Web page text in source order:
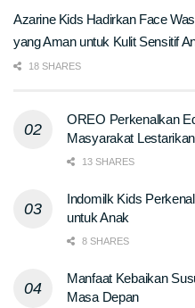
Azarine Kids Hadirkan Face Wash dan Moisturizer
yang Aman untuk Kulit Sensitif
18 SHARES
OREO Perkenalkan
Masyarakat
13 SHARES
Indomilk Kids
untuk Anak
8 SHARES
Manfaat Kebaikan
Masa Depan